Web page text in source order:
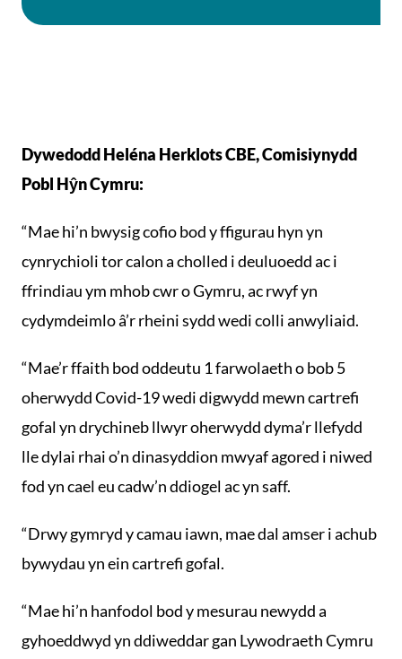
Dywedodd Heléna Herklots CBE, Comisiynydd
Pobl Hŷn Cymru:
“Mae hi’n bwysig cofio bod y ffigurau hyn yn
cynrychioli tor calon a cholled i deuluoedd ac i
ffrindiau ym mhob cwr o Gymru, ac rwyf yn
cydymdeimlo â’r rheini sydd wedi colli anwyliaid.
“Mae’r ffaith bod oddeutu 1 farwolaeth o bob 5
oherwydd Covid-19 wedi digwydd mewn cartrefi
gofal yn drychineb llwyr oherwydd dyma’r llefydd
lle dylai rhai o’n dinasyddion mwyaf agored i niwed
fod yn cael eu cadw’n ddiogel ac yn saff.
“Drwy gymryd y camau iawn, mae dal amser i achub
bywydau yn ein cartrefi gofal.
“Mae hi’n hanfodol bod y mesurau newydd a
gyhoeddwyd yn ddiweddar gan Lywodraeth Cymru